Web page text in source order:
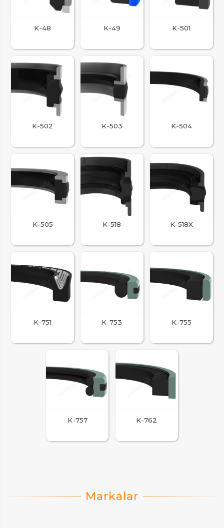
K-48 K-49 K-501
K-502 K-503 K-504
K-505 K-518 K-518X
K-751 K-753 K-755
K-757 K-762